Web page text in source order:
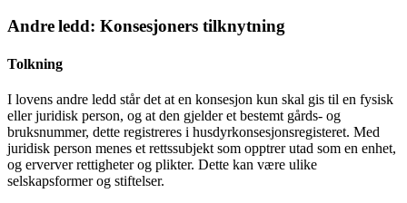
Andre ledd: Konsesjoners tilknytning
Tolkning
I lovens andre ledd står det at en konsesjon kun skal gis til en fysisk
eller juridisk person, og at den gjelder et bestemt gårds- og
bruksnummer, dette registreres i husdyrkonsesjonsregisteret. Med
juridisk person menes et rettssubjekt som opptrer utad som en enhet,
og erverver rettigheter og plikter. Dette kan være ulike
selskapsformer og stiftelser.